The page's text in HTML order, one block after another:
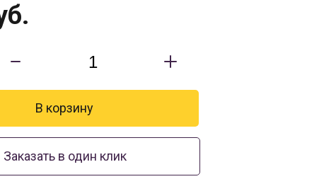
Заказать в один клик